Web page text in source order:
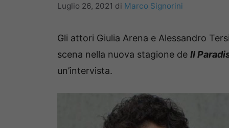
Luglio 26, 2021 di Marco Signorini
Gli attori Giulia Arena e Alessandro
scena nella nuova stagione de Il
un’intervista.